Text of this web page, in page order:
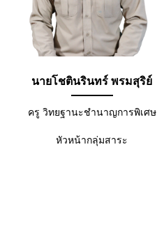
นายโชตินรินทร์ พรมสุริย์
ครู วิทยฐานะชำนาญการพิเศษ
หัวหน้ากลุ่มสาระ